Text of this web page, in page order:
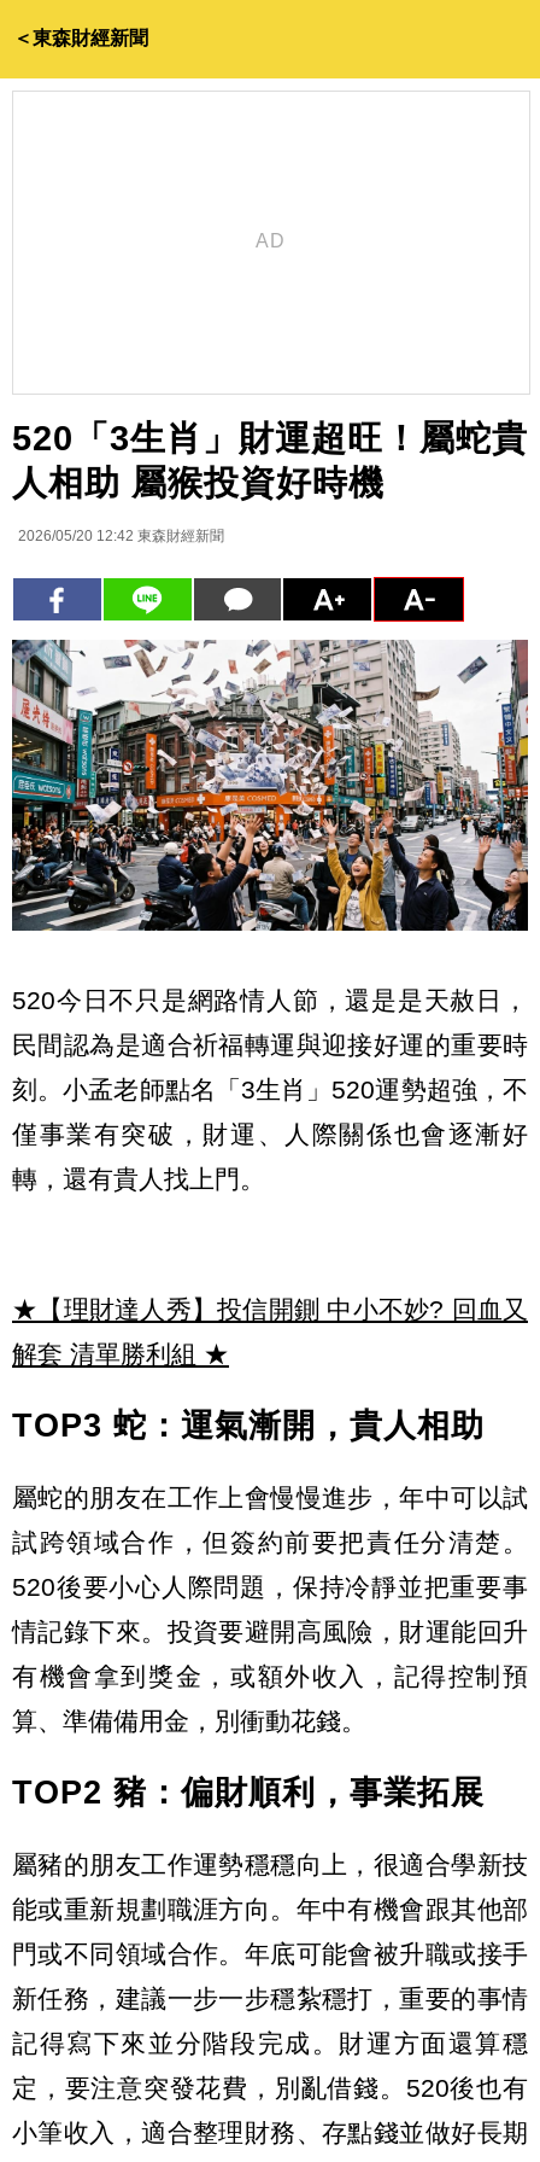
＜東森財經新聞
520「3生肖」財運超旺！屬蛇貴
人相助 屬猴投資好時機
2026/05/20 12:42 東森財經新聞
520今日不只是網路情人節，還是是天赦日，
民間認為是適合祈福轉運與迎接好運的重要時
刻。小孟老師點名「3生肖」520運勢超強，不
僅事業有突破，財運、人際關係也會逐漸好
轉，還有貴人找上門。
★【理財達人秀】投信開鍘 中小不妙? 回血又
解套 清單勝利組 ★
TOP3 蛇：運氣漸開，貴人相助
屬蛇的朋友在工作上會慢慢進步，年中可以試
試跨領域合作，但簽約前要把責任分清楚。
520後要小心人際問題，保持冷靜並把重要事
情記錄下來。投資要避開高風險，財運能回升
有機會拿到獎金，或額外收入，記得控制預
算、準備備用金，別衝動花錢。
TOP2 豬：偏財順利，事業拓展
屬豬的朋友工作運勢穩穩向上，很適合學新技
能或重新規劃職涯方向。年中有機會跟其他部
門或不同領域合作。年底可能會被升職或接手
新任務，建議一步一步穩紮穩打，重要的事情
記得寫下來並分階段完成。財運方面還算穩
定，要注意突發花費，別亂借錢。520後也有
小筆收入，適合整理財務、存點錢並做好長期